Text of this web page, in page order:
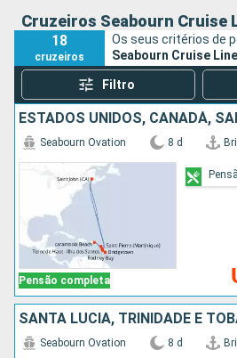
Cruzeiros Seabourn Cruise
18
cruzeiros
Os seus critérios de
Seabourn Cruise
Filtro
Pensão completa
Seabourn Ovation 8 d
Seabourn Ovation 8 d